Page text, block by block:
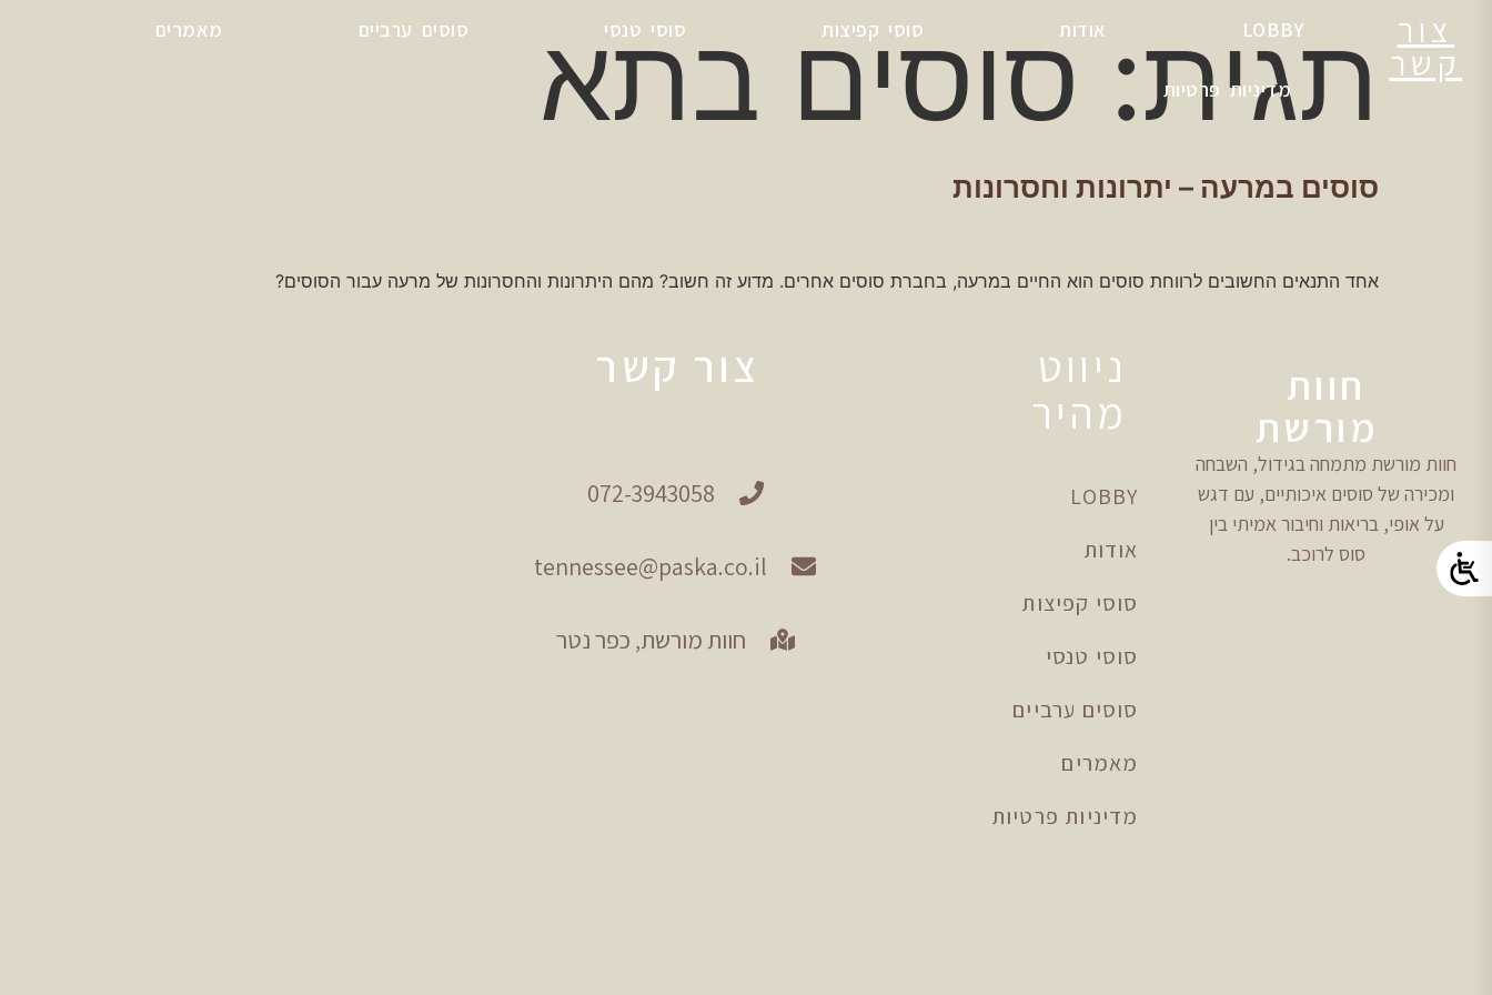
צור
קשר
LOBBY אודות סוסי קפיצות סוסי טנסי סוסים ערביים מאמרים
מדיניות פרטיות
תגית:סוסים בתא
סוסים במרעה – יתרונות וחסרונות
אחד התנאים החשובים לרווחת סוסים הוא החיים במרעה, בחברת סוסים אחרים. מדוע זה חשוב? מהם היתרונות והחסרונות של מרעה עבור הסוסים?
חוות
מורשת
חוות מורשת מתמחה בגידול, השבחה
ומכירה של סוסים איכותיים, עם דגש
על אופי, בריאות וחיבור אמיתי בין
סוס לרוכב.
ניווט
מהיר
LOBBY
אודות
סוסי קפיצות
סוסי טנסי
סוסים ערביים
מאמרים
מדיניות פרטיות
צור קשר
072-3943058
tennessee@paska.co.il
חוות מורשת, כפר נטר